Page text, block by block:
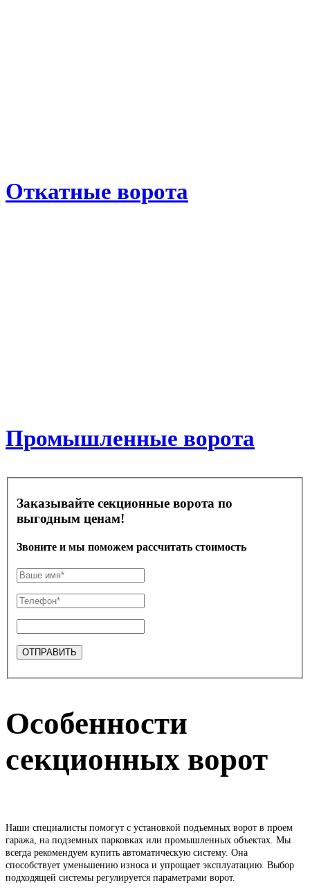
Откатные ворота
Промышленные ворота
Заказывайте секционные ворота по
выгодным ценам!
Звоните и мы поможем рассчитать стоимость
Особенности
секционных ворот
Наши специалисты помогут с установкой подъемных ворот в проем
гаража, на подземных парковках или промышленных объектах. Мы
всегда рекомендуем купить автоматическую систему. Она
способствует уменьшению износа и упрощает эксплуатацию. Выбор
подходящей системы регулируется параметрами ворот.